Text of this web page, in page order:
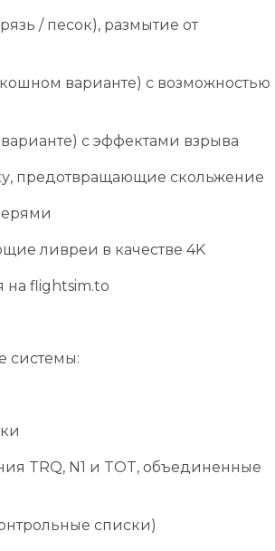
/ песок), размытие от
варианте) с возможностью
с эффектами взрыва
предотвращающие скольжение
ливреи в качестве 4K
на flightsim.to
системы:
TRQ, N1 и TOT, объединенные
списки)